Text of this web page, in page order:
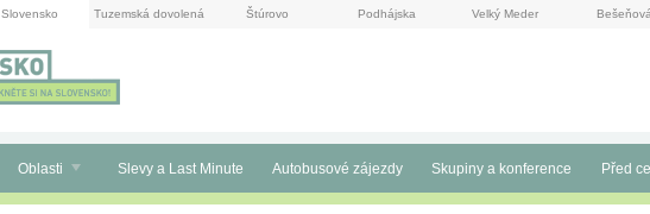
Slovensko Tuzemská dovolená Štúrovo Podhájska Velký Meder Bešeňová
Oblasti Slevy a Last Minute Autobusové zájezdy Skupiny a konference Před